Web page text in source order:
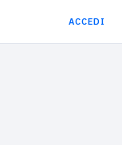
ACCEDI